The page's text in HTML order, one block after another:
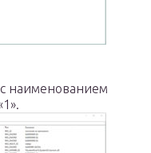
наименованием